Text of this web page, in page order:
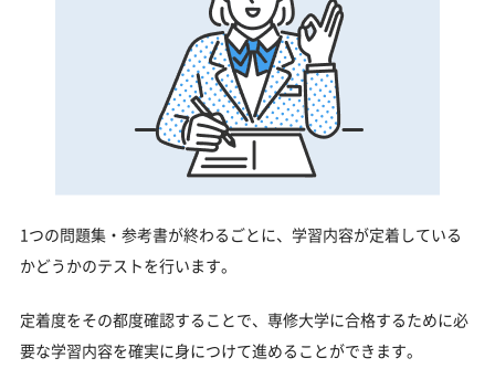
1つの問題集・参考書が終わるごとに、学習内容が定着している
かどうかのテストを行います。
定着度をその都度確認することで、専修大学に合格するために必
要な学習内容を確実に身につけて進めることができます。